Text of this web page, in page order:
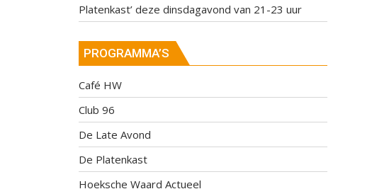
Platenkast’ deze dinsdagavond van 21-23 uur
PROGRAMMA’S
Café HW
Club 96
De Late Avond
De Platenkast
Hoeksche Waard Actueel